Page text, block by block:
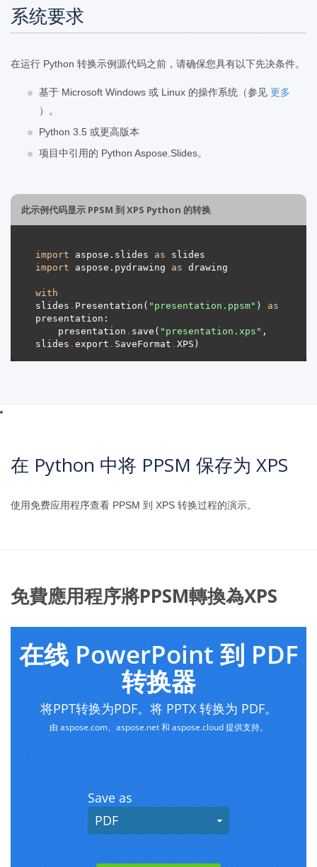
系统要求
在运行 Python 转换示例源代码之前，请确保您具有以下先决条件。
基于 Microsoft Windows 或 Linux 的操作系统（参见 更多
）。
Python 3.5 或更高版本
项目中引用的 Python Aspose.Slides。
此示例代码显示 PPSM 到 XPS Python 的转换
import aspose.slides as
import aspose.pydrawing as
with
slides . Presentation( "presentation.ppsm" ) as
    presentation
. save( "presentation.xps" ,
slides . export . SaveFormat .
在 Python 中将 PPSM 保存为 XPS
使用免费应用程序查看 PPSM 到 XPS 转换过程的演示。
免費應用程序將PPSM轉換為XPS